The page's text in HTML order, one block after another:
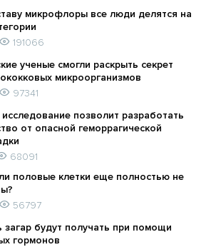
микрофлоры все люди делятся на
191066
ученые смогли раскрыть секрет
микроорганизмов
97341
позволит разработать
от опасной геморрагической
68091
половые клетки еще полностью не
56797
загар будут получать при помощи
гормонов